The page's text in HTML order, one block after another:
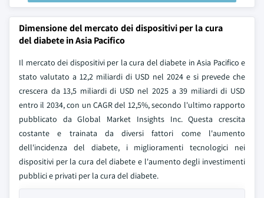
Dimensione del mercato dei dispositivi per la cura
del diabete in Asia Pacifico
Il mercato dei dispositivi per la cura del diabete in Asia Pacifico e
stato valutato a 12,2 miliardi di USD nel 2024 e si prevede che
crescera da 13,5 miliardi di USD nel 2025 a 39 miliardi di USD
entro il 2034, con un CAGR del 12,5%, secondo l'ultimo rapporto
pubblicato da Global Market Insights Inc. Questa crescita
costante e trainata da diversi fattori come l'aumento
dell'incidenza del diabete, i miglioramenti tecnologici nei
dispositivi per la cura del diabete e l'aumento degli investimenti
pubblici e privati per la cura del diabete.